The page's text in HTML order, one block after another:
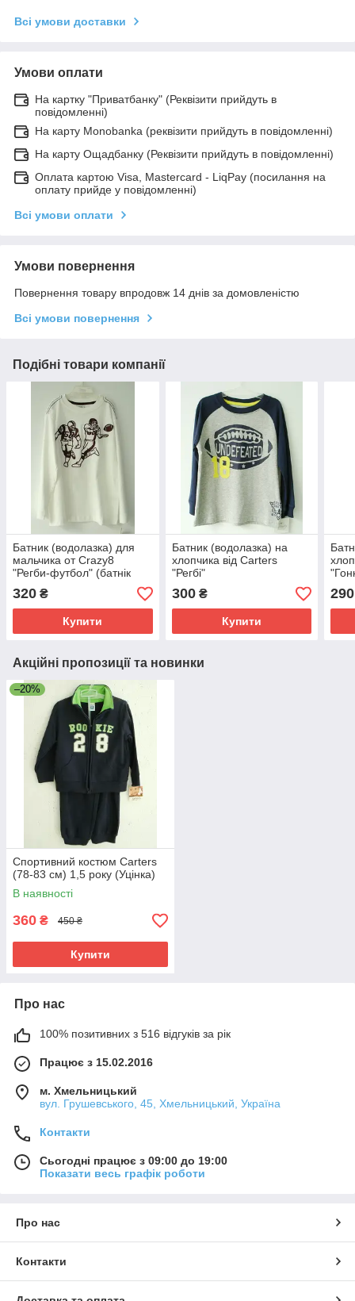
Всі умови доставки
Умови оплати
На картку "Приватбанку" (Реквізити прийдуть в
повідомленні)
На карту Monobanka (реквізити прийдуть в повідомленні)
На карту Ощадбанку (Реквізити прийдуть в повідомленні)
Оплата картою Visa, Mastercard - LiqPay (посилання на
оплату прийде у повідомленні)
Всі умови оплати
Умови повернення
Повернення товару впродовж 14 днів за домовленістю
Всі умови повернення
Подібні товари компанії
Батник (водолазка) для
мальчика от Crazy8
"Регби-футбол" (батнік
для хлопчика 5-6 років)
320 ₴
Купити
Батник (водолазка) на
хлопчика від Carters
"Регбі"
300₴
Купити
290
Акційні пропозиції та новинки
–20%
Спортивний костюм Carters
(78-83 см) 1,5 року (Уцінка)
В наявності
360 ₴ 450 ₴
Купити
Про нас
100% позитивних з 516 відгуків за рік
Працює з 15.02.2016
м. Хмельницький
вул. Грушевського, 45, Хмельницький, Україна
Контакти
Сьогодні працює з 09:00 до 19:00
Показати весь графік роботи
Про нас
Контакти